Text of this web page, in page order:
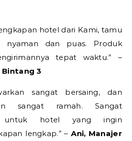
hotel dari Kami, tamu
nyaman dan puas. Produk
tepat waktu.” –
3
sangat bersaing, dan
sangat ramah. Sangat
untuk hotel yang ingin
lengkap.” –Ani, Manajer